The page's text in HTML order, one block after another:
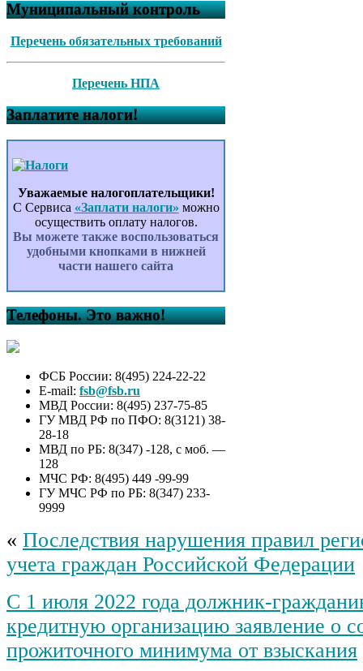
Муниципальный контроль
Перечень обязательных требований
Перечень НПА
Заплатите налоги!
Уважаемые налогоплательщики!
С Сервиса «Заплати налоги» можно
осуществить оплату налогов.
Вы можете также воспользоваться
удобными кнопками в нижней
части нашего сайта
Телефоны. Это важно!
ФСБ России: 8(495) 224-22-22
E-mail: fsb@fsb.ru
МВД России: 8(495) 237-75-85
ГУ МВД РФ по ПФО: 8(3121) 38-
28-18
МВД по РБ: 8(347) -128, с моб. —
128
МЧС РФ: 8(495) 449 -99-99
ГУ МЧС РФ по РБ: 8(347) 233-
9999
« Последствия нарушения правил
учета граждан Российской Федерации
С 1 июля 2022 года должник-
кредитную организацию заявление о
прожиточного минимума от взыскания